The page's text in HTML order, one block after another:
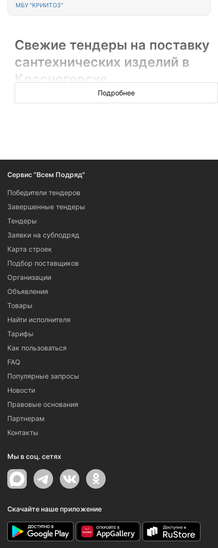
МБУ "КРИИТОЗ"
Свежие тендеры на поставку
сантехнических изделий в
Красногорске
Новых торгов за сегодня: 136
Красногорске. Суммы контрактов не всегда большие, но их
много: чтобы удобней следить за ними, оформите подписку
на рассылку.
Подробнее
Сервис "Всем Подряд"
Победители тендеров
Завершенные тендеры
Тендеры
Заявки на субподряд
Карта строек
Подбор поставщиков
Организации
Объявления
Товары
Найти исполнителя
Тарифы
Как пользоваться
FAQ
Популярные запросы
Новости
Правовые основания
Партнерам
Контакты
Мы в соц. сетях
Скачайте наше приложение